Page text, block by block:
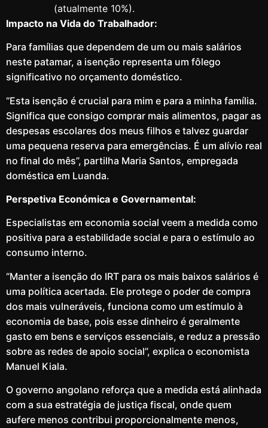
(atualmente 10%).
Impacto na Vida do Trabalhador:
Para famílias que dependem de um ou mais salários
neste patamar, a isenção representa um fôlego
significativo no orçamento doméstico.
“Esta isenção é crucial para mim e para a minha família.
Significa que consigo comprar mais alimentos, pagar as
despesas escolares dos meus filhos e talvez guardar
uma pequena reserva para emergências. É um alívio real
no final do mês”, partilha Maria Santos, empregada
doméstica em Luanda.
Perspetiva Económica e Governamental:
Especialistas em economia social veem a medida como
positiva para a estabilidade social e para o estímulo ao
consumo interno.
“Manter a isenção do IRT para os mais baixos salários é
uma política acertada. Ele protege o poder de compra
dos mais vulneráveis, funciona como um estímulo à
economia de base, pois esse dinheiro é geralmente
gasto em bens e serviços essenciais, e reduz a pressão
sobre as redes de apoio social”, explica o economista
Manuel Kiala.
O governo angolano reforça que a medida está alinhada
com a sua estratégia de justiça fiscal, onde quem
aufere menos contribui proporcionalmente menos,